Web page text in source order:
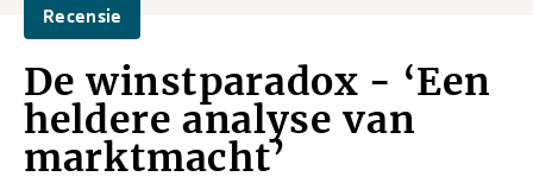
Recensie
De winstparadox - ‘Een
heldere analyse van
marktmacht’